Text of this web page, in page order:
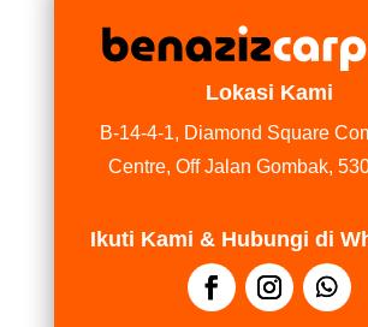
Lokasi Kami
B-14-4-1, Diamond Square
Centre, Off Jalan Gombak,
Ikuti Kami & Hubungi di